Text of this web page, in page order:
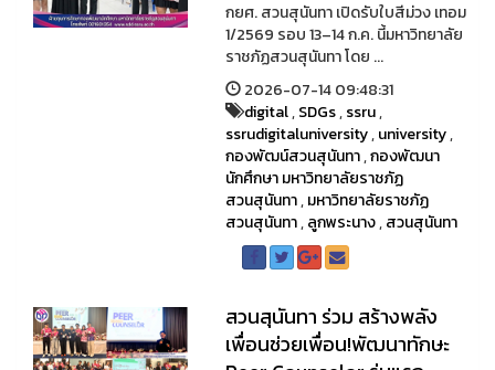
กยศ. สวนสุนันทา เปิดรับใบสีม่วง เทอม
1/2569 รอบ 13–14 ก.ค. นี้มหาวิทยาลัย
ราชภัฏสวนสุนันทา โดย ...
2026-07-14 09:48:31
digital,SDGs,ssru,
ssrudigitaluniversity,university,
กองพัฒน์สวนสุนันทา,กองพัฒนา
นักศึกษา มหาวิทยาลัยราชภัฏ
สวนสุนันทา,มหาวิทยาลัยราชภัฏ
สวนสุนันทา,ลูกพระนาง,สวนสุนันทา
สวนสุนันทา ร่วม สร้างพลัง
เพื่อนช่วยเพื่อน!พัฒนาทักษะ